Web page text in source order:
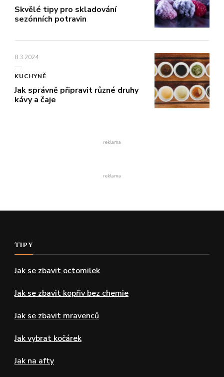
Skvělé tipy pro skladování
sezónních potravin
8.3.2024
KUCHYNĚ
Jak správně připravit různé druhy
kávy a čaje
reklama
reklama
TIPY
Jak se zbavit octomilek
Jak se zbavit kopřiv bez chemie
Jak se zbavit mravenců
Jak vybrat kočárek
Jak na afty